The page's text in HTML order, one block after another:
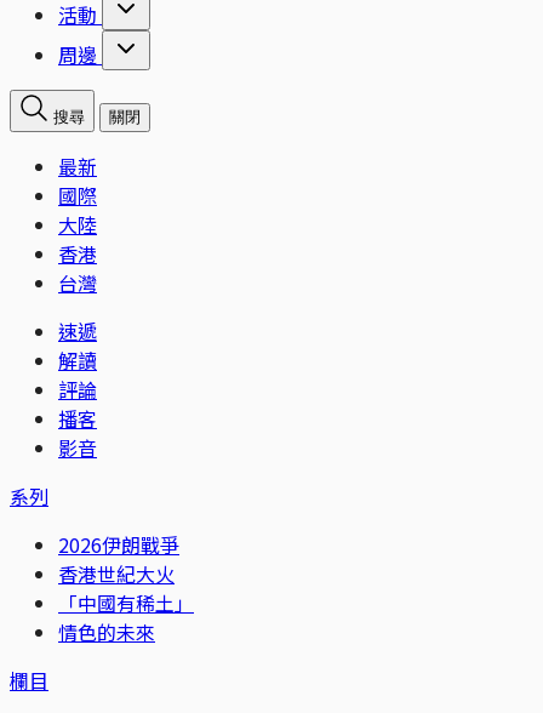
活動
周邊
搜尋 關閉
最新
國際
大陸
香港
台灣
速遞
解讀
評論
播客
影音
系列
2026伊朗戰爭
香港世紀大火
「中國有稀土」
情色的未來
欄目